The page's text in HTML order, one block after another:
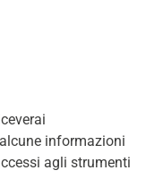
informazioni
agli strumenti